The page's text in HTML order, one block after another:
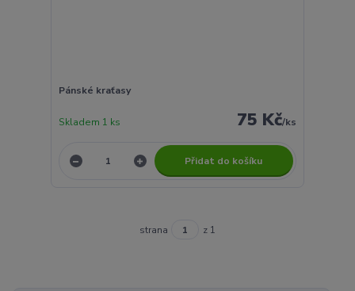
Pánské kraťasy
75 Kč/ks
Skladem 1 ks
Přidat do košíku
strana z 1